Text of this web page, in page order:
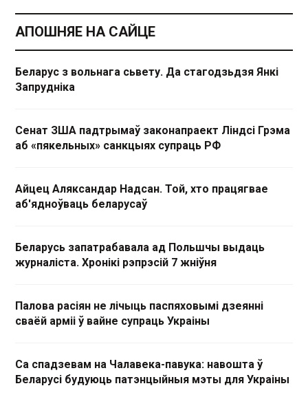
АПОШНЯЕ НА САЙЦЕ
Беларус з вольнага сьвету. Да стагодзьдзя Янкі
Запрудніка
Сенат ЗША падтрымаў законапраект Ліндсі Грэма
аб «пякельных» санкцыях супраць РФ
Айцец Аляксандар Надсан. Той, хто працягвае
аб'ядноўваць беларусаў
Беларусь запатрабавала ад Польшчы выдаць
журналіста. Хронікі рэпрэсій 7 жніўня
Палова расіян не лічыць паспяховымі дзеянні
сваёй арміі ў вайне супраць Украіны
Са спадзевам на Чалавека-павука: навошта ў
Беларусі будуюць патэнцыйныя мэты для Украіны